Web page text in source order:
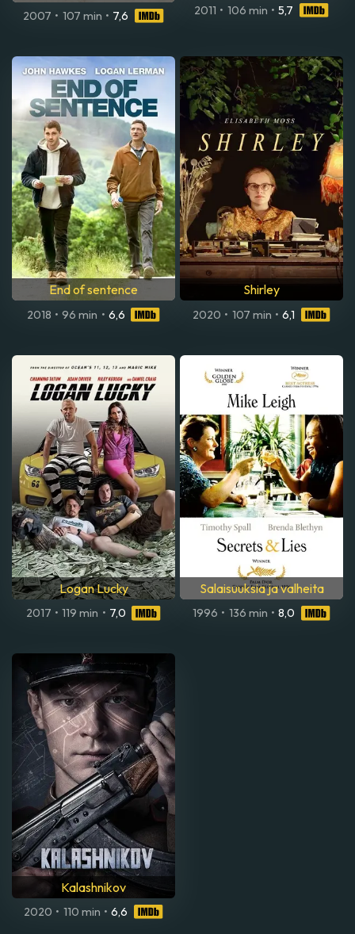
2007 • 107 min • 7,6 2011 • 106 min • 5,7
End of sentence
2018 • 96 min • 6,6
Shirley
2020 • 107 min • 6,1
Logan Lucky
2017 • 119 min • 7,0
Salaisuuksia ja valheita
1996 • 136 min • 8,0
Kalashnikov
2020 • 110 min • 6,6